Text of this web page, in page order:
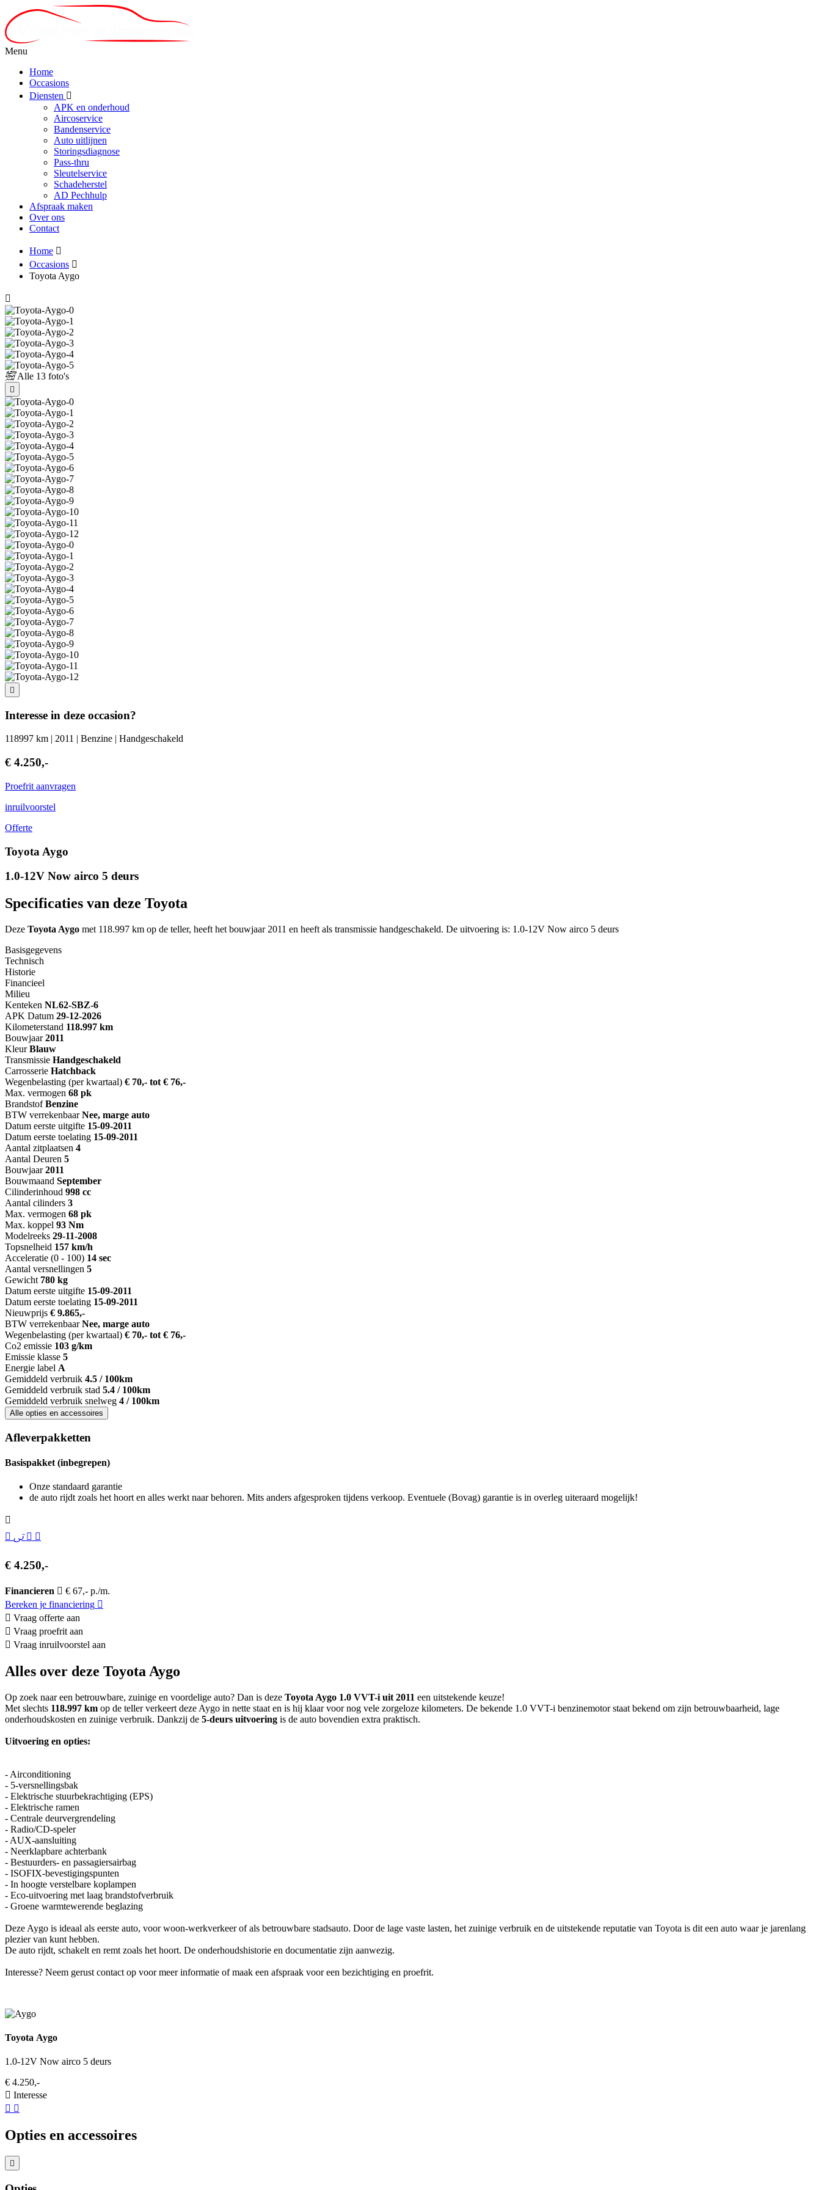
Menu
Home
Occasions
Diensten
APK en onderhoud
Aircoservice
Bandenservice
Auto uitlijnen
Storingsdiagnose
Pass-thru
Sleutelservice
Schadeherstel
AD Pechhulp
Afspraak maken
Over ons
Contact
Home
Occasions
Toyota Aygo
Alle 13 foto's
Interesse in deze occasion?
118997 km | 2011 | Benzine | Handgeschakeld
€ 4.250,-
Proefrit aanvragen
inruilvoorstel
Offerte
Toyota Aygo
1.0-12V Now airco 5 deurs
Specificaties van deze Toyota
Deze Toyota Aygo met 118.997 km op de teller, heeft het bouwjaar 2011 en heeft als transmissie handgeschakeld. De uitvoering is: 1.0-12V Now airco 5 deurs
Basisgegevens
Technisch
Historie
Financieel
Milieu
Kenteken NL62-SBZ-6
APK Datum 29-12-2026
Kilometerstand 118.997 km
Bouwjaar 2011
Kleur Blauw
Transmissie Handgeschakeld
Carrosserie Hatchback
Wegenbelasting (per kwartaal) € 70,- tot € 76,-
Max. vermogen 68 pk
Brandstof Benzine
BTW verrekenbaar Nee, marge auto
Datum eerste uitgifte 15-09-2011
Datum eerste toelating 15-09-2011
Aantal zitplaatsen 4
Aantal Deuren 5
Bouwjaar 2011
Bouwmaand September
Cilinderinhoud 998 cc
Aantal cilinders 3
Max. vermogen 68 pk
Max. koppel 93 Nm
Modelreeks 29-11-2008
Topsnelheid 157 km/h
Acceleratie (0 - 100) 14 sec
Aantal versnellingen 5
Gewicht 780 kg
Datum eerste uitgifte 15-09-2011
Datum eerste toelating 15-09-2011
Nieuwprijs € 9.865,-
BTW verrekenbaar Nee, marge auto
Wegenbelasting (per kwartaal) € 70,- tot € 76,-
Co2 emissie 103 g/km
Emissie klasse 5
Energie label A
Gemiddeld verbruik 4.5 / 100km
Gemiddeld verbruik stad 5.4 / 100km
Gemiddeld verbruik snelweg 4 / 100km
Alle opties en accessoires
Afleverpakketten
Basispakket (inbegrepen)
Onze standaard garantie
de auto rijdt zoals het hoort en alles werkt naar behoren. Mits anders afgesproken tijdens verkoop. Eventuele (Bovag) garantie is in overleg uiteraard mogelijk!
€ 4.250,-
Financieren
€ 67,- p./m.
Bereken je financiering
Vraag offerte aan
Vraag proefrit aan
Vraag inruilvoorstel aan
Alles over deze Toyota Aygo
Op zoek naar een betrouwbare, zuinige en voordelige auto? Dan is deze Toyota Aygo 1.0 VVT-i uit 2011 een uitstekende keuze!
Met slechts 118.997 km op de teller verkeert deze Aygo in nette staat en is hij klaar voor nog vele zorgeloze kilometers. De bekende 1.0 VVT-i benzinemotor staat bekend om zijn betrouwbaarheid, lage
onderhoudskosten en zuinige verbruik. Dankzij de 5-deurs uitvoering is de auto bovendien extra praktisch.
Uitvoering en opties:
- Airconditioning
- 5-versnellingsbak
- Elektrische stuurbekrachtiging (EPS)
- Elektrische ramen
- Centrale deurvergrendeling
- Radio/CD-speler
- AUX-aansluiting
- Neerklapbare achterbank
- Bestuurders- en passagiersairbag
- ISOFIX-bevestigingspunten
- In hoogte verstelbare koplampen
- Eco-uitvoering met laag brandstofverbruik
- Groene warmtewerende beglazing
Deze Aygo is ideaal als eerste auto, voor woon-werkverkeer of als betrouwbare stadsauto. Door de lage vaste lasten, het zuinige verbruik en de uitstekende reputatie van Toyota is dit een auto waar je jarenlang
plezier van kunt hebben.
De auto rijdt, schakelt en remt zoals het hoort. De onderhoudshistorie en documentatie zijn aanwezig.
Interesse? Neem gerust contact op voor meer informatie of maak een afspraak voor een bezichtiging en proefrit.
Toyota Aygo
1.0-12V Now airco 5 deurs
€ 4.250,-
Interesse
Opties en accessoires